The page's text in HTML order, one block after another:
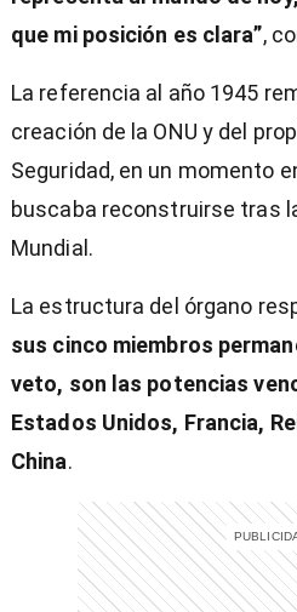
que mi posición es clara”,
La referencia al año 1945
creación de la ONU y del
Seguridad, en un momento
buscaba reconstruirse tras
Mundial.
La estructura del órgano
sus cinco miembros
veto, son las potencias
Estados Unidos, Francia,
China.